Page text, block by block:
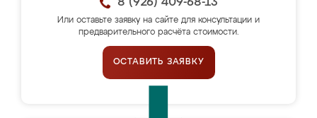
8 (926) 409-68-13
Или оставьте заявку на сайте для консультации и
предварительного расчёта стоимости.
ОСТАВИТЬ ЗАЯВКУ